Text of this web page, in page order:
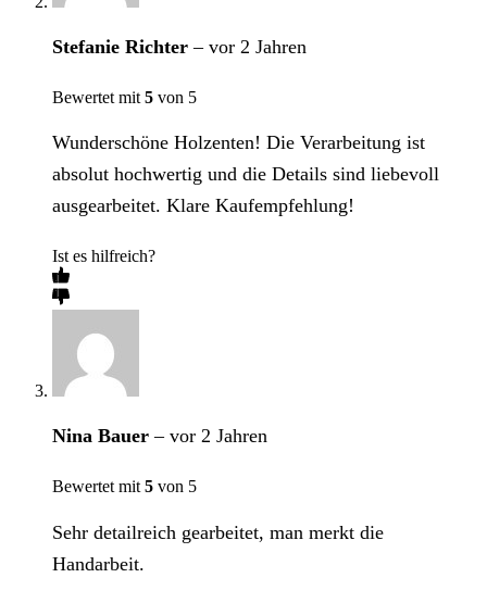
Stefanie Richter– vor 2 Jahren
Bewertet mit 5 von 5
Wunderschöne Holzenten! Die Verarbeitung ist
absolut hochwertig und die Details sind liebevoll
ausgearbeitet. Klare Kaufempfehlung!
Ist es hilfreich?
Nina Bauer– vor 2 Jahren
Bewertet mit 5 von 5
Sehr detailreich gearbeitet, man merkt die
Handarbeit.